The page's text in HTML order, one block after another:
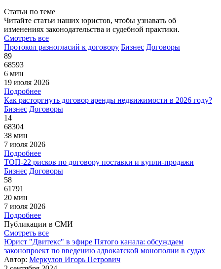
Статьи по теме
Читайте статьи наших юристов, чтобы узнавать об
изменениях законодательства и судебной практики.
Смотреть все
Протокол разногласий к договору Бизнес Договоры
89
68593
6 мин
19 июля 2026
Подробнее
Как расторгнуть договор аренды недвижимости в 2026 году?
Бизнес Договоры
14
68304
38 мин
7 июля 2026
Подробнее
ТОП-22 рисков по договору поставки и купли-продажи
Бизнес Договоры
58
61791
20 мин
7 июля 2026
Подробнее
Публикации в СМИ
Смотреть все
Юрист "Двитекс" в эфире Пятого канала: обсуждаем
законопроект по введению адвокатской монополии в судах
Автор: Меркулов Игорь Петрович